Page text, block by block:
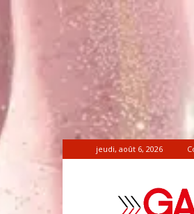
jeudi, août 6, 2026